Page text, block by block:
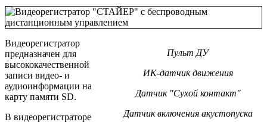
Пульт ДУ
ИК-датчик движения
Датчик "Сухой контакт"
Датчик включения акустопуска
Видеорегистратор
предназначен для
высококачественной
записи видео- и
аудиоинформации на
карту памяти SD.
В видеорегистраторе